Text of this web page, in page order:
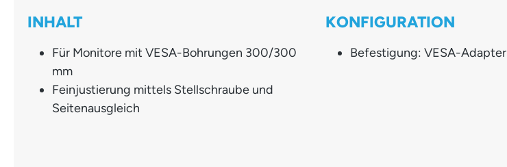
INHALT
Für Monitore mit VESA-Bohrungen 300/300
mm
Feinjustierung mittels Stellschraube und
Seitenausgleich
KONFIGURATION
Befestigung: VESA-Adapter